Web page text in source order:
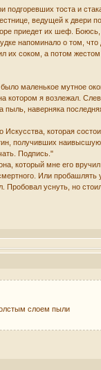
тоста и
ведущей к двери
приедет их шеф.
напоминало о том, что
их соком, а потом
маленькое мутное
котором я возлежал.
наверняка
которая
получивших наивысшую
Подпись."
который мне его
Или пробашлять
уснуть, но
слоем пыли